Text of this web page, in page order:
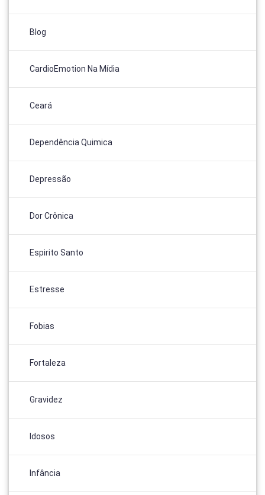
Blog
CardioEmotion Na Mídia
Ceará
Dependência Quimica
Depressão
Dor Crônica
Espirito Santo
Estresse
Fobias
Fortaleza
Gravidez
Idosos
Infância